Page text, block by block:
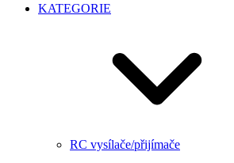
KATEGORIE
RC vysílače/přijímače